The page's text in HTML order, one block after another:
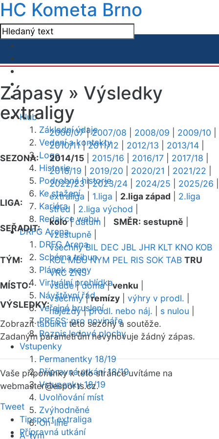
HC Kometa Brno
Klub
Základní údaje
Vedení a kontakty
Logo
Historie
Podrobná historie
Ke stažení
Kariéra
Redakce webu
DRFG Arena
DRFG Arena
Schéma tribun
Plánek areny
Virtuální prohlídka
Návštěvní řád
Veřejné bruslení
PRESS: pro novináře
Rozpis ledové plochy
Vstupenky
Permanentky 18/19
Přípravná utkání 18/19
Vstupenky 18/19
Uvolňování míst
Zvýhodněné
On-line
A-tým
Zápasy » Výsledky
extraligy
SEZONA:
2006/07|2007/08 2008/09 2009/10
2010/11|2011/12 2012/13 2013/14
2014/15
2015/16 2016/17 2017/18
2018/19
2019/20 2020/21 2021/22
2022/23|2023/24 2024/25 2025/26
LIGA:
extraliga 1.liga 2.liga západ
2.liga
střed
2.liga východ
SEŘADIT:
kolo|datum SMĚR: sestupně
vzestupně
TÝM:
všechny BIL DEC JBL JHR KLT KNO KOB
KOL MBU NYM PEL RIS SOK TAB TRU
VRC ZNS
MÍSTO:
všude|doma|venku
VÝSLEDKY:
všechny|remízy výhry v prodl.
nájezdy|prodl. nebo náj. s nulou
Zobrazittabulkutéto sezóny a soutěže.
Zadaným parametrům nevyhovuje žádný zápas.
Vaše připomínky k této stránce uvítáme na
webmaster@esports.cz.
Tweet
Tipsport extraliga
Přípravná utkání